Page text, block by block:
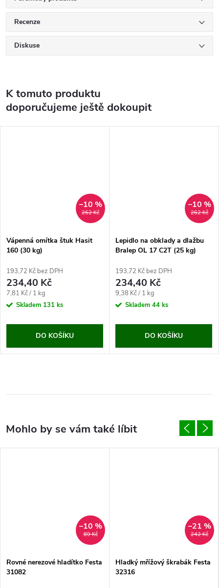
Recenze
Diskuse
K tomuto produktu
doporučujeme ještě dokoupit
262 Kč
–10 %
Vápenná omítka štuk Hasit
160 (30 kg)
193,72 Kč bez DPH
234,40 Kč
Měrná
cena:
7,81 Kč / 1 kg
Skladem 131 ks
DO KOŠÍKU
262 Kč
–10 %
Lepidlo na obklady a dlažbu
Bralep OL 17 C2T (25 kg)
193,72 Kč bez DPH
234,40 Kč
Měrná
cena:
9,38 Kč / 1 kg
Skladem 44 ks
DO KOŠÍKU
89 Kč
–10 %
Rovné nerezové hladítko Festa
31082
242 Kč
–21 %
Hladký mřížový škrabák Festa
32316